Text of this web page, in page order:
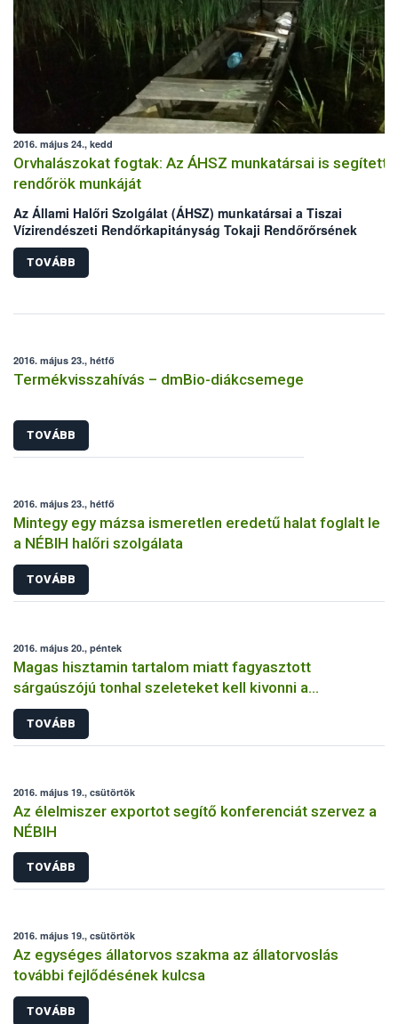
2016. május 24., kedd
Orvhalászokat fogtak: Az ÁHSZ munkatársai is
rendőrök munkáját
Az Állami Halőri Szolgálat (ÁHSZ) munkatársai a Tiszai
Vízirendészeti Rendőrkapitányság Tokaji Rendőrőrsének
kollégáival két nap alatt két orvhalász csapatra csaptak le a
Malom-Tisza holtágban.
TOVÁBB
2016. május 23., hétfő
Termékvisszahívás – dmBio-diákcsemege
TOVÁBB
2016. május 23., hétfő
Mintegy egy mázsa ismeretlen eredetű halat foglalt le
a NÉBIH halőri szolgálata
TOVÁBB
2016. május 20., péntek
Magas hisztamin tartalom miatt fagyasztott
sárgaúszójú tonhal szeleteket kell kivonni a
forgalomból
TOVÁBB
2016. május 19., csütörtök
Az élelmiszer exportot segítő konferenciát szervez a
NÉBIH
TOVÁBB
2016. május 19., csütörtök
Az egységes állatorvos szakma az állatorvoslás
további fejlődésének kulcsa
TOVÁBB